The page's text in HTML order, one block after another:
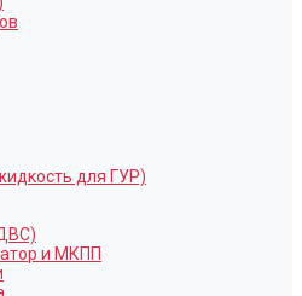
для ГУР)
и МКПП